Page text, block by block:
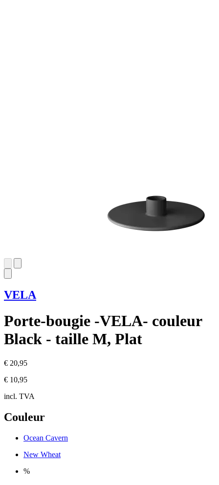
VELA
Porte-bougie -VELA- couleur
Black - taille M, Plat
€ 20,95
€ 10,95
incl. TVA
Couleur
Ocean Cavern
New Wheat
%